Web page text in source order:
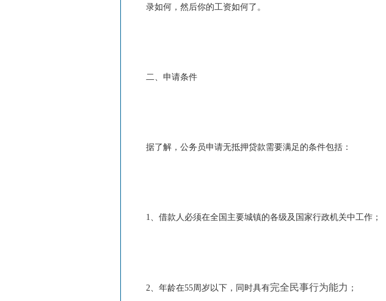
录如何，然后你的工资如何了。
二、申请条件
据了解，公务员申请无抵押贷款需要满足的条件包括：
1、借款人必须在全国主要城镇的各级及国家行政机关中工作；
2、年龄在55周岁以下，同时具有完全民事行为能力 ；